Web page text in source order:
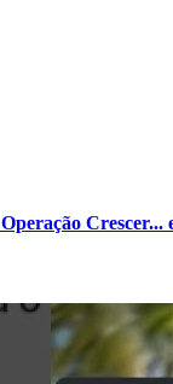
Crescer...